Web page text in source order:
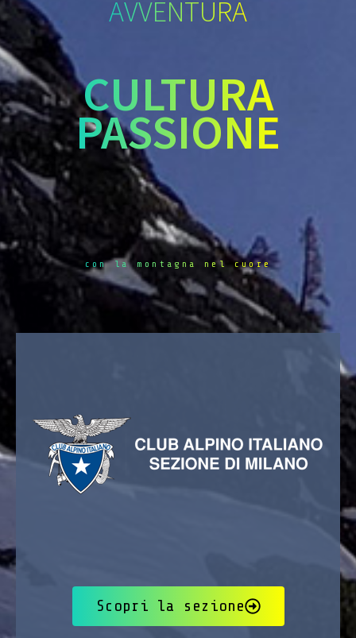
AVVENTURA
CULTURA
PASSIONE
con la montagna nel cuore
Scopri la sezione